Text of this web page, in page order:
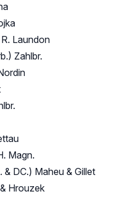
Laundon
Zahlbr.
Magn.
DC.) Maheu & Gillet
Hrouzek